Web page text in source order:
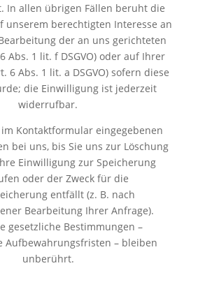
In allen übrigen Fällen beruht die
unserem berechtigten Interesse an
der an uns gerichteten
Abs. 1 lit. f DSGVO) oder auf Ihrer
6 Abs. 1 lit. a DSGVO) sofern diese
die Einwilligung ist jederzeit
widerrufbar.
Kontaktformular eingegebenen
bei uns, bis Sie uns zur Löschung
Einwilligung zur Speicherung
oder der Zweck für die
entfällt (z. B. nach
Bearbeitung Ihrer Anfrage).
gesetzliche Bestimmungen –
Aufbewahrungsfristen – bleiben
unberührt.